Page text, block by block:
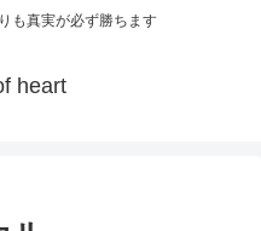
も真実が必ず勝ちます
heart